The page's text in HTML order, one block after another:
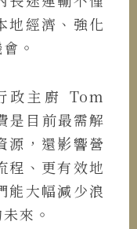
地經濟、強化
。
主廚 Tom
是目前最需解
源，還影響營
程、更有效地
能大幅減少浪
來。